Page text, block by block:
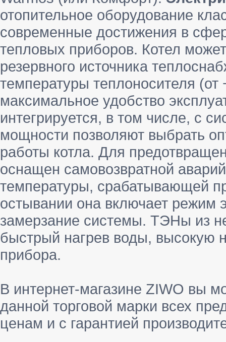
отопительное оборудование
современные достижения в
тепловых приборов. Котел
резервного источника
температуры теплоносителя
максимальное удобство
интегрируется, в том числе, с
мощности позволяют выбрать
работы котла. Для
оснащен самовозвратной
температуры, срабатывающей
остывании она включает режим
замерзание системы. ТЭНы из
быстрый нагрев воды, высокую
прибора.
В интернет-магазине ZIWO вы
данной торговой марки всех
ценам и с гарантией